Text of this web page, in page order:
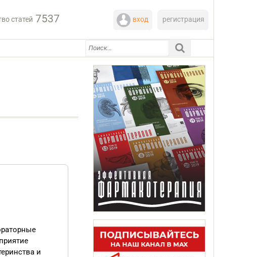
статей 7537 вход регистрация
и